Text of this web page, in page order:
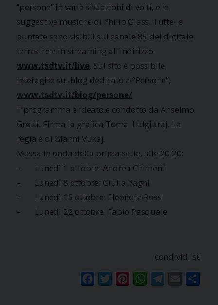
“persone” in varie situazioni di volti, e le
suggestive musiche di Philip Glass. Tutte le
puntate sono visibili sul canale 85 del digitale
terrestre e in streaming all’indirizzo
www.tsdtv.it/live. Sul sito è possibile
interagire sul blog dedicato a “Persone”,
www.tsdtv.it/blog/persone/
Il programma è ideato e condotto da Anselmo
Grotti. Firma la grafica Toma Lulgjuraj. La
regia è di Gianni Vukaj.
Messa in onda della prima serie, alle 20.20:
– Lunedì 1 ottobre: Andrea Chimenti
– Lunedì 8 ottobre: Giulia Pagni
– Lunedì 15 ottobre: Eleonora Rossi
– Lunedì 22 ottobre: Fabio Pasquale
condividi su
FacebookTwitterPinterestWhatsAppTelegram
Email